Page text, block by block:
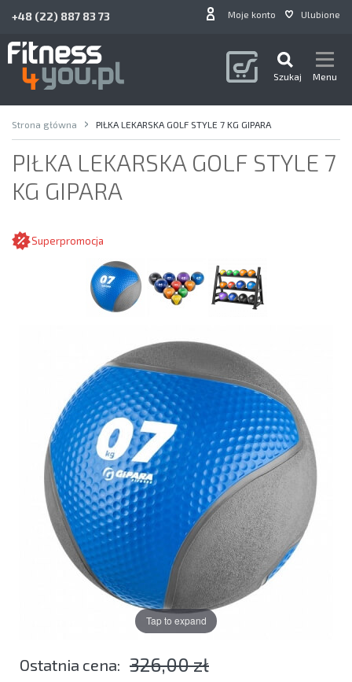
+48 (22) 887 83 73 Moje konto Ulubione
Szukaj Menu
Strona główna PIŁKA LEKARSKA GOLF STYLE 7 KG GIPARA
PIŁKA LEKARSKA GOLF STYLE 7
KG GIPARA
Superpromocja
Tap to expand
326,00 zł